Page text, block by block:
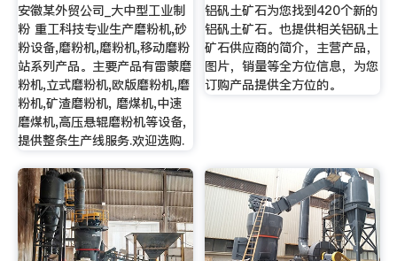
安徽某外贸公司_大中型工业制
粉 重工科技专业生产磨粉机,砂
粉设备,磨粉机,磨粉机,移动磨粉
站系列产品。主要产品有雷蒙磨
粉机,立式磨粉机,欧版磨粉机,磨
粉机,矿渣磨粉机, 磨煤机,中速
磨煤机,高压悬辊磨粉机等设备,
提供整条生产线服务.欢迎选购.
铝矾土矿石为您找到420个新的
铝矾土矿石。也提供相关铝矾土
矿石供应商的简介，主营产品，
图片，销量等全方位信息，为您
订购产品提供全方位的。